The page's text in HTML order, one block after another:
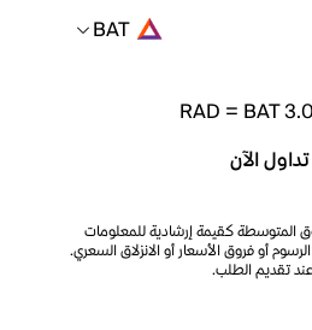
BAT
RAD = BAT
تداول الآن
المتوسطة كقيمة إرشادية للمعلومات
أو فروق الأسعار أو الانزلاق السعري.
تقديم الطلب.